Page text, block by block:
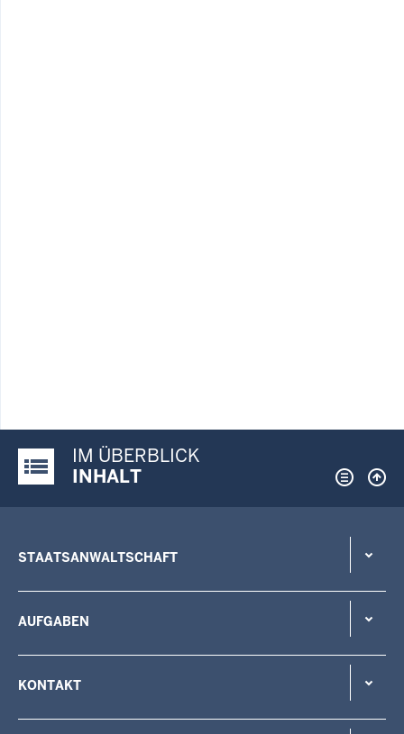
Justiz-Portal im Überblick:
IM ÜBERBLICK
INHALT
STAATSANWALTSCHAFT
AUFGABEN
KONTAKT